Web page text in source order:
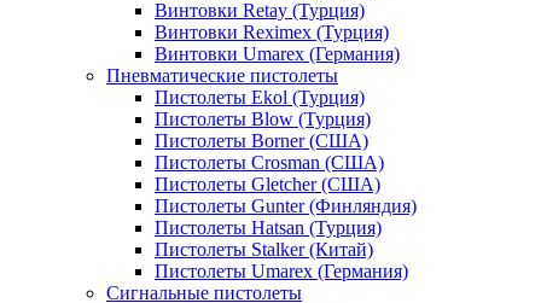
Винтовки Retay (Турция)
Винтовки Reximex (Турция)
Винтовки Umarex (Германия)
Пневматические пистолеты
Пистолеты Ekol (Турция)
Пистолеты Blow (Турция)
Пистолеты Borner (США)
Пистолеты Crosman (США)
Пистолеты Gletcher (США)
Пистолеты Gunter (Финляндия)
Пистолеты Hatsan (Турция)
Пистолеты Stalker (Китай)
Пистолеты Umarex (Германия)
Сигнальные пистолеты